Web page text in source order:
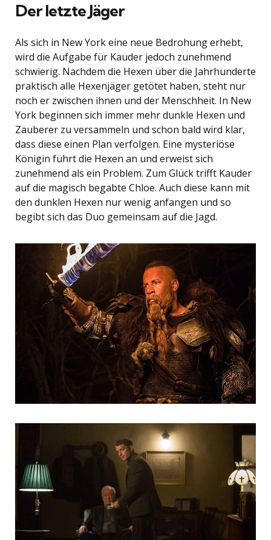
Der letzte Jäger
Als sich in New York eine neue Bedrohung erhebt,
wird die Aufgabe für Kauder jedoch zunehmend
schwierig. Nachdem die Hexen über die Jahrhunderte
praktisch alle Hexenjäger getötet haben, steht nur
noch er zwischen ihnen und der Menschheit. In New
York beginnen sich immer mehr dunkle Hexen und
Zauberer zu versammeln und schon bald wird klar,
dass diese einen Plan verfolgen. Eine mysteriöse
Königin führt die Hexen an und erweist sich
zunehmend als ein Problem. Zum Glück trifft Kauder
auf die magisch begabte Chloe. Auch diese kann mit
den dunklen Hexen nur wenig anfangen und so
begibt sich das Duo gemeinsam auf die Jagd.